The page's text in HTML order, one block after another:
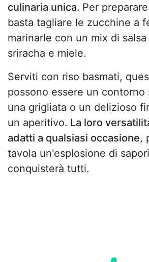
culinaria unica. Per
basta tagliare le zucchine a
marinarle con un mix di
sriracha e miele.
Serviti con riso basmati,
possono essere un contorno
una grigliata o un delizioso
un aperitivo. La loro
adatti a qualsiasi occasione,
tavola un'esplosione di
conquisterà tutti.